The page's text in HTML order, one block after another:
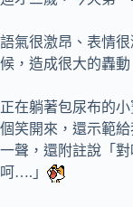
語氣很激昂、表情
候，造成很大的轟動
正在躺著包尿布的
個笑開來，還示範
一聲，還附註說「
呵….」